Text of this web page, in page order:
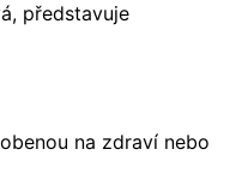
představuje
na zdraví nebo